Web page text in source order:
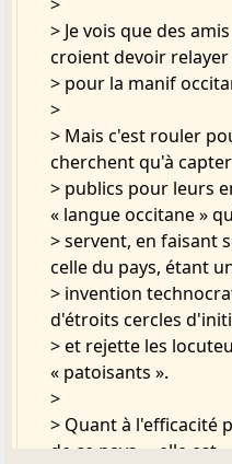
> Je vois que des
croient devoir relayer
> pour la manif
>
> Mais c'est rouler
cherchent qu'à
> publics pour leurs
« langue occitane »
> servent, en faisant
celle du pays, étant
> invention
d'étroits cercles
> et rejette les
« patoisants ».
>
> Quant à l'efficacité
de ce pays », elle est